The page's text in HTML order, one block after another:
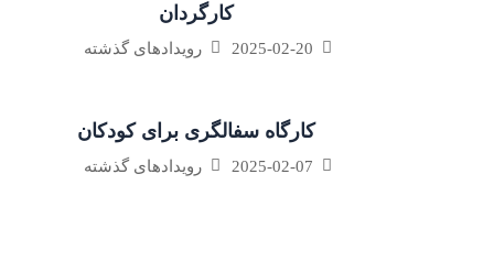
کارگردان
2025-02-20 رویدادهای گذشته
کارگاه سفالگری برای کودکان
2025-02-07 رویدادهای گذشته